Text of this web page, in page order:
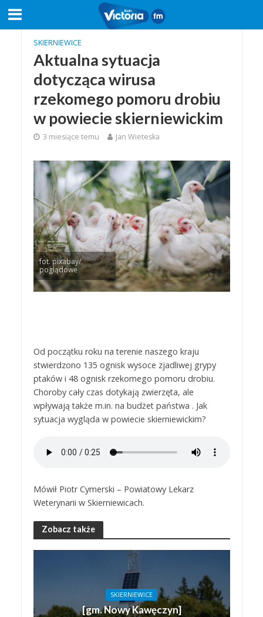
SKIERNIEWICE
Aktualna sytuacja
dotycząca wirusa
rzekomego pomoru drobiu
w powiecie skierniewickim
3 miesiące temu Jan Wieteska
fot. pixabay/
poglądowe
Od początku roku na terenie naszego kraju
stwierdzono 135 ognisk wysoce zjadliwej grypy
ptaków i 48 ognisk rzekomego pomoru drobiu.
Choroby cały czas dotykają zwierzęta, ale
wpływają także m.in. na budżet państwa . Jak
sytuacja wygląda w powiecie skierniewickim?
Mówił Piotr Cymerski – Powiatowy Lekarz
Weterynarii w Skierniewicach.
Zobacz także
SKIERNIEWICE
[gm. Nowy Kawęczyn]